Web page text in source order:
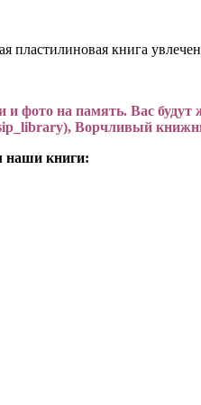
пластилиновая книга
на память. Вас будут
), Ворчливый
наши книги: